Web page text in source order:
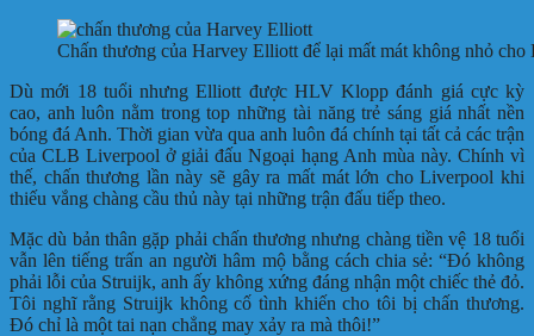
Chấn thương của Harvey Elliott để lại mất mát không nhỏ
Dù mới 18 tuổi nhưng Elliott được HLV Klopp đánh giá cực kỳ
cao, anh luôn nằm trong top những tài năng trẻ sáng giá nhất nền
bóng đá Anh. Thời gian vừa qua anh luôn đá chính tại tất cả các trận
của CLB Liverpool ở giải đấu Ngoại hạng Anh mùa này. Chính vì
thế, chấn thương lần này sẽ gây ra mất mát lớn cho Liverpool khi
thiếu vắng chàng cầu thủ này tại những trận đấu tiếp theo.
Mặc dù bản thân gặp phải chấn thương nhưng chàng tiền vệ 18 tuổi
vẫn lên tiếng trấn an người hâm mộ bằng cách chia sẻ: “Đó không
phải lỗi của Struijk, anh ấy không xứng đáng nhận một chiếc thẻ đỏ.
Tôi nghĩ rằng Struijk không cố tình khiến cho tôi bị chấn thương.
Đó chỉ là một tai nạn chẳng may xảy ra mà thôi!”